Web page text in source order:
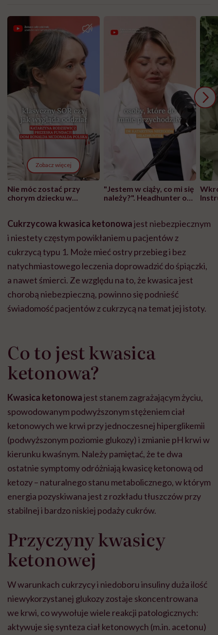
Zobacz więcej
Nie móc zostać przy
chorym dziecku w
może chyba tylko
głupota i brak
wyobraźni"
"Jestem w ciąży, co mi się
należy?". Headhunter o
pracy
Cukrzycowa kwasica ketonowajest niebezpiecznym
i niestety częstym powikłaniem u pacjentów z
cukrzycą typu 1. Może mieć ostry przebieg i bez
natychmiastowego leczenia doprowadzić do śpiączki,
a nawet śmierci. Ze względu na to, że kwasica jest
chorobą niebezpieczną, powinno się podnieść
świadomość pacjentów z cukrzycą na temat jej istoty.
Co to jest kwasica
ketonowa?
Kwasica ketonowajest stanem zagrażającym życiu,
spowodowanym podwyższonym stężeniem ciał
ketonowych we krwi przy jednoczesnej hiperglikemii
(podwyższonym poziomie glukozy) i zmianie pH krwi w
kierunku kwaśnym. Należy pamiętać, że te dwa
ostatnie symptomy odróżniają kwasicę ketonową od
ketozy – naturalnego stanu metabolicznego, w którym
energia pozyskiwana jest z rozkładu tłuszczów przy
stabilnej i bardzo niskiej podaży cukrów.
Przyczyny kwasicy
ketonowej
W warunkach cukrzycy i niedoboru insuliny duża ilość
niewykorzystanej glukozy zostaje skoncentrowana
we krwi, co wywołuje wiele reakcji patologicznych:
aktywuje się synteza ciał ketonowych (m.in. acetonu)